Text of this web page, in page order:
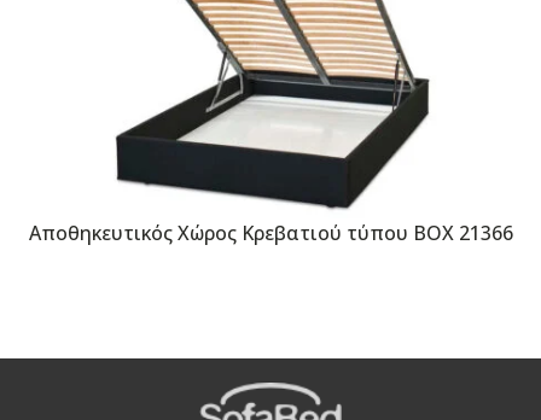
Αποθηκευτικός Χώρος Κρεβατιού τύπου BOX 21366